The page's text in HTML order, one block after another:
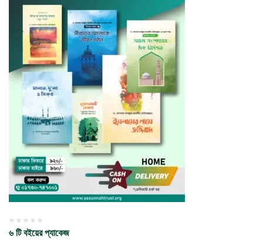
৬ টি বইয়ের প্যাকেজ